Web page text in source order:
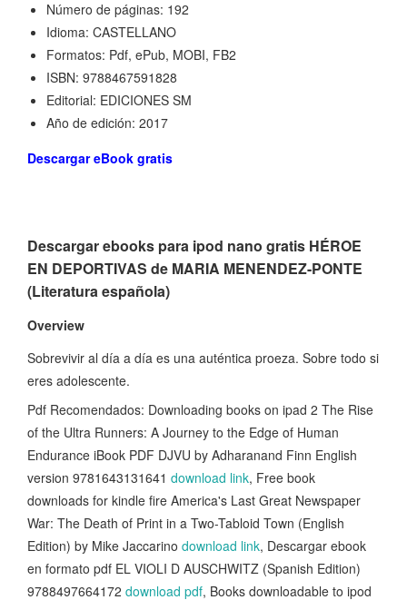
Número de páginas: 192
Idioma: CASTELLANO
Formatos: Pdf, ePub, MOBI, FB2
ISBN: 9788467591828
Editorial: EDICIONES SM
Año de edición: 2017
Descargar eBook gratis
Descargar ebooks para ipod nano gratis HÉROE
EN DEPORTIVAS de MARIA MENENDEZ-PONTE
(Literatura española)
Overview
Sobrevivir al día a día es una auténtica proeza. Sobre todo si
eres adolescente.
Pdf Recomendados: Downloading books on ipad 2 The Rise
of the Ultra Runners: A Journey to the Edge of Human
Endurance iBook PDF DJVU by Adharanand Finn English
version 9781643131641 download link, Free book
downloads for kindle fire America's Last Great Newspaper
War: The Death of Print in a Two-Tabloid Town (English
Edition) by Mike Jaccarino download link, Descargar ebook
en formato pdf EL VIOLI D AUSCHWITZ (Spanish Edition)
9788497664172 download pdf, Books downloadable to ipod